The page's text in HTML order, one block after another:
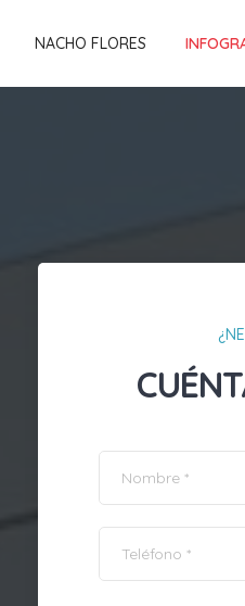
NACHO FLORES